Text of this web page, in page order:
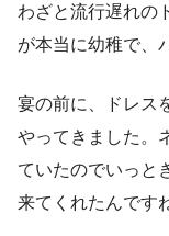
わざと流行遅れの
が本当に幼稚で、
宴の前に、ドレス
やってきました。
ていたのでいっと
来てくれたんです